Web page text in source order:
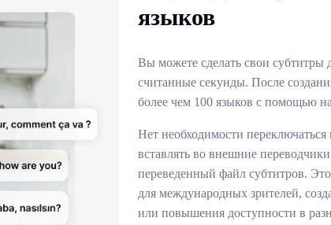
языков
Вы можете сделать свои субтитры
считанные секунды. После
более чем 100 языков с помощью
Нет необходимости
вставлять во внешние
переведенный файл субтитров.
для международных зрителей,
или повышения доступности в